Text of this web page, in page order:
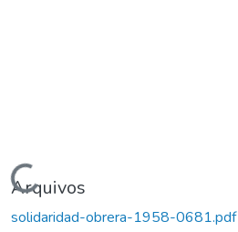
Carregando...
Arquivos
solidaridad-obrera-1958-0681.pdf